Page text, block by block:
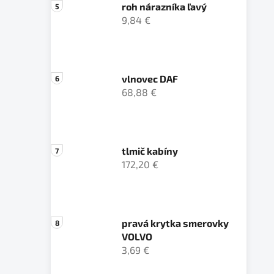
roh nárazníka ľavý
9,84 €
vlnovec DAF
68,88 €
tlmič kabíny
172,20 €
pravá krytka smerovky
VOLVO
3,69 €